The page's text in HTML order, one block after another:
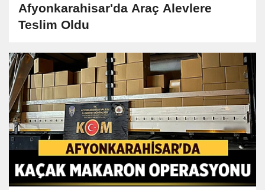
Afyonkarahisar'da Araç Alevlere
Teslim Oldu